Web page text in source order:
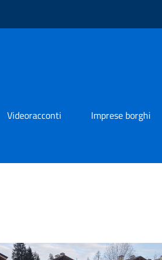
Videoracconti Imprese borghi